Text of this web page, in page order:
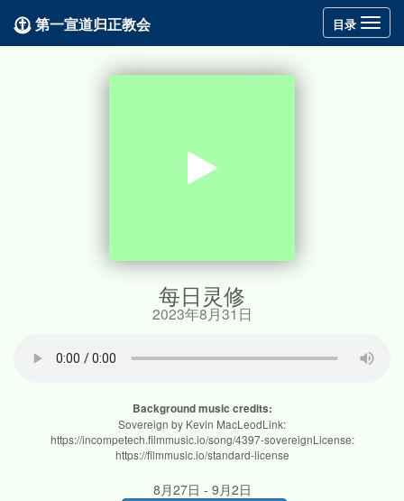
Toggle
navigation
目录
第一宣道归正教会
每日灵修
2023年8月31日
Background music credits:
Sovereign by Kevin MacLeodLink:
https://incompetech.filmmusic.io/song/4397-sovereignLicense:
https://filmmusic.io/standard-license
8月27日 - 9月2日